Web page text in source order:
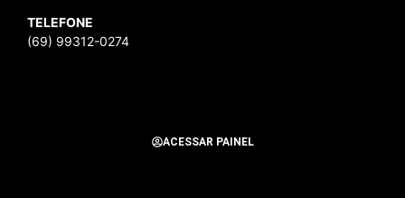
TELEFONE
(69) 99312-0274
ACESSAR PAINEL